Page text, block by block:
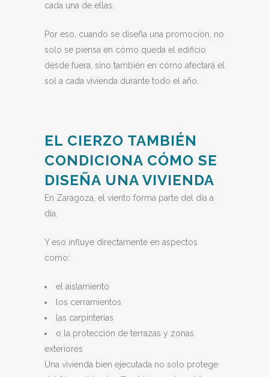
cada una de ellas.
Por eso, cuando se diseña una promoción, no
solo se piensa en cómo queda el edificio
desde fuera, sino también en cómo afectará el
sol a cada vivienda durante todo el año.
EL CIERZO TAMBIÉN
CONDICIONA CÓMO SE
DISEÑA UNA VIVIENDA
En Zaragoza, el viento forma parte del día a
día.
Y eso influye directamente en aspectos
como:
el aislamiento
los cerramientos
las carpinterías
o la protección de terrazas y zonas
exteriores
Una vivienda bien ejecutada no solo protege